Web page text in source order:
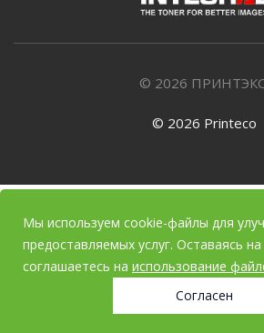
© 2026
© 2026 Printeco
Мы используем cookie-файлы для
предоставляемых услуг. Оставаясь
соглашаетесь на использование
Согласен